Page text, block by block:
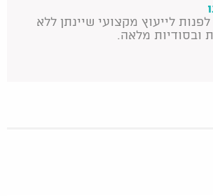
לייעוץ מקצועי שיינתן ללא
ובסודיות מלאה.